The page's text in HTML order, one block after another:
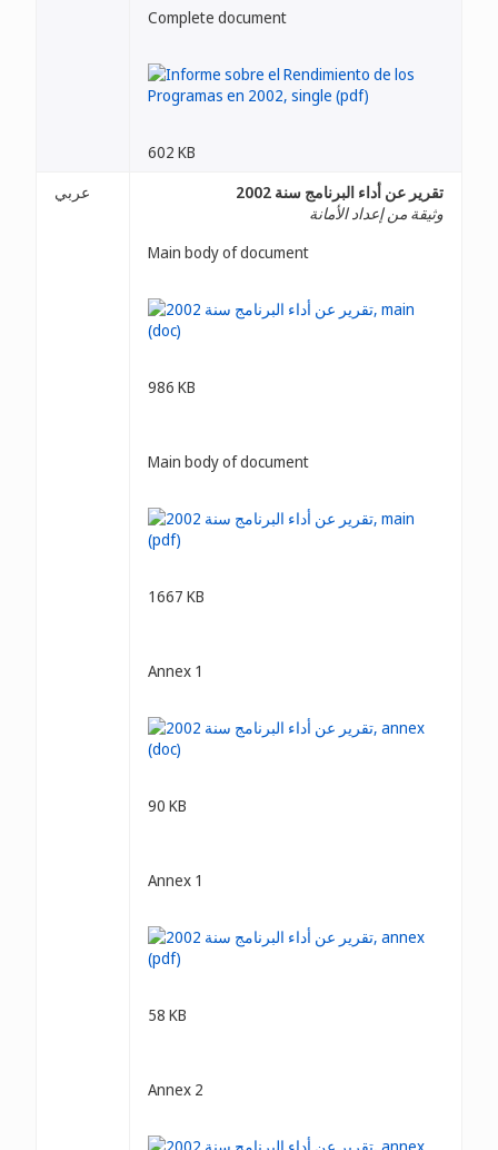
Complete document
602 KB
عربي
تقرير عن أداء البرنامج سنة 2002
وثيقة من إعداد الأمانة
Main body of document
986 KB
Main body of document
1667 KB
Annex 1
90 KB
Annex 1
58 KB
Annex 2